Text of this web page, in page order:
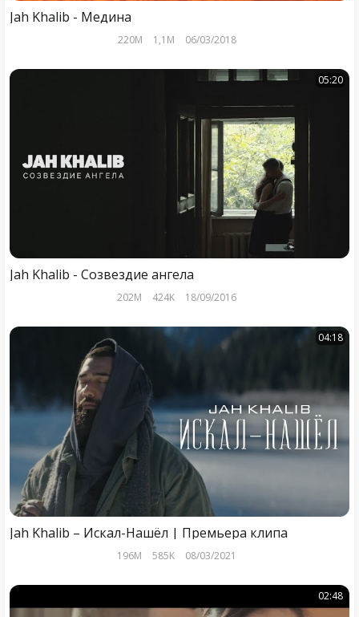
Jah Khalib - Медина
220M 1,1M 06/03/2018
05:20
Jah Khalib - Созвездие ангела
202M 424K 18/09/2016
04:18
Jah Khalib – Искал-Нашёл | Премьера клипа
196M 585K 08/03/2021
02:48